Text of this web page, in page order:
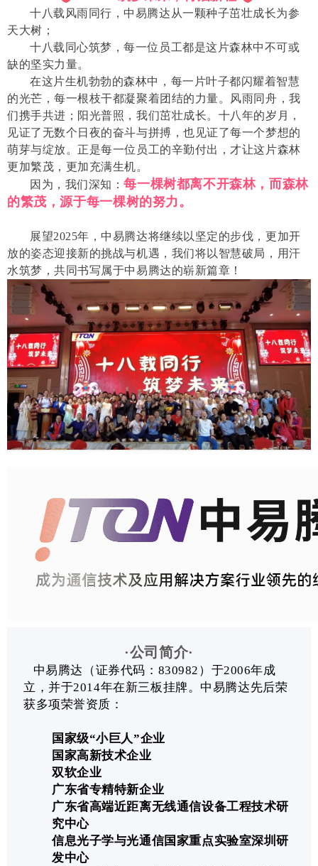
十八载风雨同行，中易腾达从一颗种子茁壮成长为参
天大树；
十八载同心筑梦，每一位员工都是这片森林中不可或
缺的坚实力量。
在这片生机勃勃的森林中，每一片叶子都闪耀着智慧
的光芒，每一根枝干都凝聚着团结的力量。风雨同舟，我
们携手共进；阳光普照，我们茁壮成长。十八年的岁月，
见证了无数个日夜的奋斗与拼搏，也见证了每一个梦想的
萌芽与绽放。正是每一位员工的辛勤付出，才让这片森林
更加繁茂，更加充满生机。
因为，我们深知：每一棵树都离不开森林，而森林
的繁茂，源于每一棵树的努力。
展望2025年，中易腾达将继续以坚定的步伐，更加开
放的姿态迎接新的挑战与机遇，我们将以智慧破局，用汗
水筑梦，共同书写属于中易腾达的崭新篇章！
·公司简介·
中易腾达（证券代码：830982）于2006年成
立，并于2014年在新三板挂牌。中易腾达先后荣
获多项荣誉资质：
国家级“小巨人”企业
国家高新技术企业
双软企业
广东省专精特新企业
广东省高端近距离无线通信设备工程技术研
究中心
信息光子学与光通信国家重点实验室深圳研
发中心